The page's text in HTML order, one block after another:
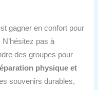
gagner en confort pour
pas à
des groupes pour
physique et
souvenirs durables,